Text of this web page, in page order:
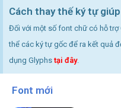
Cách thay thế ký tự
Đối với một số font chữ có hỗ
thể các ký tự gốc để ra kết quả
dụng Glyphs tại đây.
Font mới